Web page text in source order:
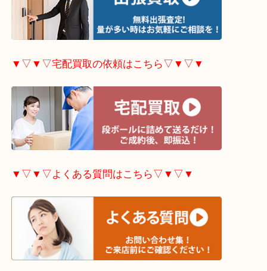
▼▽▼▽ホームページ特典はこちら▽▼▽▼
▼▽▼▽出張買取の依頼はこちら▽▼▽▼